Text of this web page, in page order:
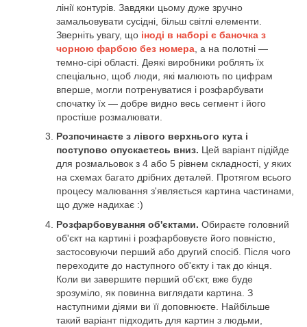
лінії контурів. Завдяки цьому дуже зручно
замальовувати сусідні, більш світлі елементи.
Зверніть увагу, що іноді в наборі є баночка з
чорною фарбою без номера , а на полотні —
темно-сірі області. Деякі виробники роблять їх
спеціально, щоб люди, які малюють по цифрам
вперше, могли потренуватися і розфарбувати
спочатку їх — добре видно весь сегмент і його
простіше розмалювати.
Розпочинаєте з лівого верхнього кута і
поступово опускаєтесь вниз. Цей варіант підійде
для розмальовок з 4 або 5 рівнем складності, у яких
на схемах багато дрібних деталей. Протягом всього
процесу малювання з'являється картина частинами,
що дуже надихає :)
Розфарбовування об'єктами. Обираєте головний
об'єкт на картині і розфарбовуєте його повністю,
застосовуючи перший або другий спосіб. Після чого
переходите до наступного об'єкту і так до кінця.
Коли ви завершите перший об'єкт, вже буде
зрозуміло, як повинна виглядати картина. З
наступними діями ви її доповнюєте. Найбільше
такий варіант підходить для картин з людьми,